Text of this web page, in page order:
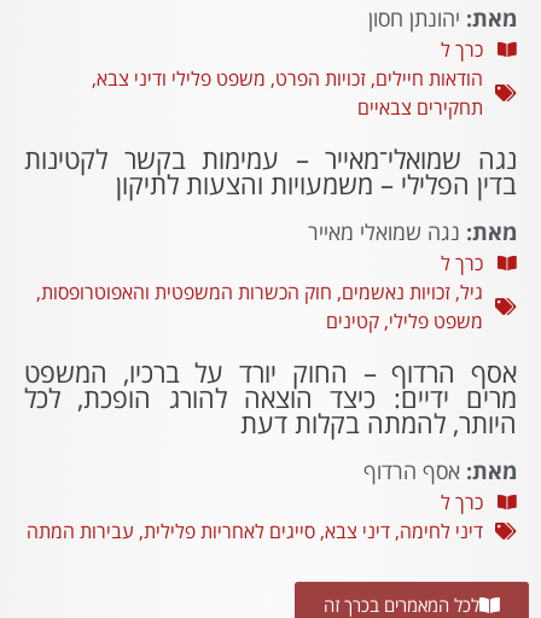
מאת: יהונתן חסון
כרך ל
הודאות חיילים, זכויות הפרט, משפט פלילי ודיני צבא,
תחקירים צבאיים
נגה שמואלי־מאייר – עמימות בקשר לקטינות
בדין הפלילי – משמעויות והצעות לתיקון
מאת: נגה שמואלי מאייר
כרך ל
גיל, זכויות נאשמים, חוק הכשרות המשפטית והאפוטרופסות,
משפט פלילי, קטינים
אסף הרדוף – החוק יורד על ברכיו, המשפט
מרים ידיים: כיצד הוצאה להורג הופכת, לכל
היותר, להמתה בקלות דעת
מאת: אסף הרדוף
כרך ל
דיני לחימה, דיני צבא, סייגים לאחריות פלילית, עבירות המתה
לכל המאמרים בכרך זה